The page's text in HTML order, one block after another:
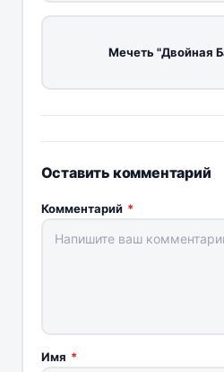
Мечеть "Двойная
Оставить комментарий
Комментарий *
Имя *